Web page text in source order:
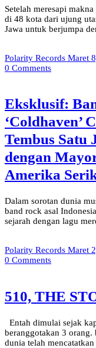
Setelah meresapi
di 48 kota dari ujung
Jawa untuk berjumpa
Polarity Records Maret
0 Comments
Eksklusif:
‘Coldhaven’
Tembus Satu
dengan
Amerika
Dalam sorotan dunia
band rock asal
sejarah dengan lagu
Polarity Records Maret
0 Comments
510, THE
Entah dimulai sejak
beranggotakan 3
dunia telah